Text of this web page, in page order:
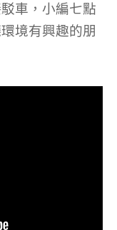
車，小編七點
境有興趣的朋